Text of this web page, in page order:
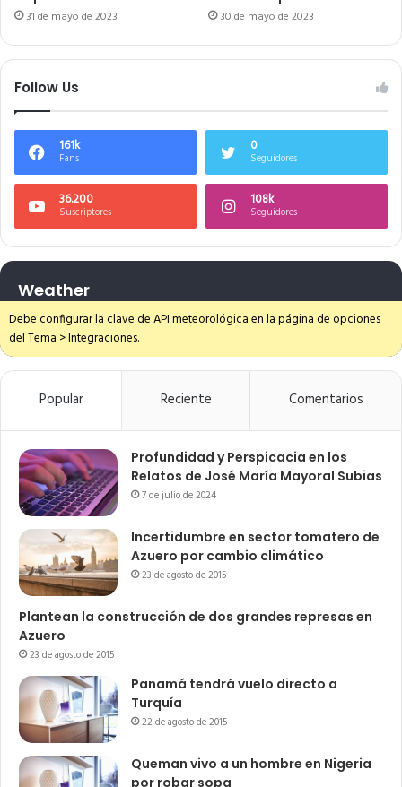
31 de mayo de 2023
30 de mayo de 2023
Follow Us
161k
Fans
0
Seguidores
36.200
Suscriptores
108k
Seguidores
Weather
Debe configurar la clave de API meteorológica en la página de opciones
del Tema > Integraciones.
Popular Reciente Comentarios
Profundidad y Perspicacia en los
Relatos de José María Mayoral Subias
7 de julio de 2024
Incertidumbre en sector tomatero de
Azuero por cambio climático
23 de agosto de 2015
Plantean la construcción de dos grandes represas en
Azuero
23 de agosto de 2015
Panamá tendrá vuelo directo a
Turquía
22 de agosto de 2015
Queman vivo a un hombre en Nigeria
por robar sopa